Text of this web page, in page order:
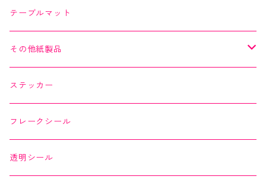
Kaishi de saison
よもやまペーパー
縁起どうぶつ懐紙
Okashi na Kaishi
マスキングテープ
マスキングシール
ちぎり絵カード
マスキングテープ
メッセージカード
テーブルマット
その他紙製品
よもやまペーパー
ちぎり絵カード
ステッカー
フレークシール
透明シール